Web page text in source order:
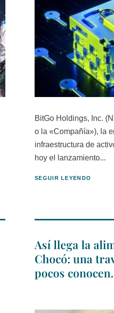
BitGo Holdings, Inc.
o la «Compañía»), la
infraestructura de
hoy el lanzamiento...
SEGUIR LEYENDO
Así llega la
Chocó: una
pocos conocen.